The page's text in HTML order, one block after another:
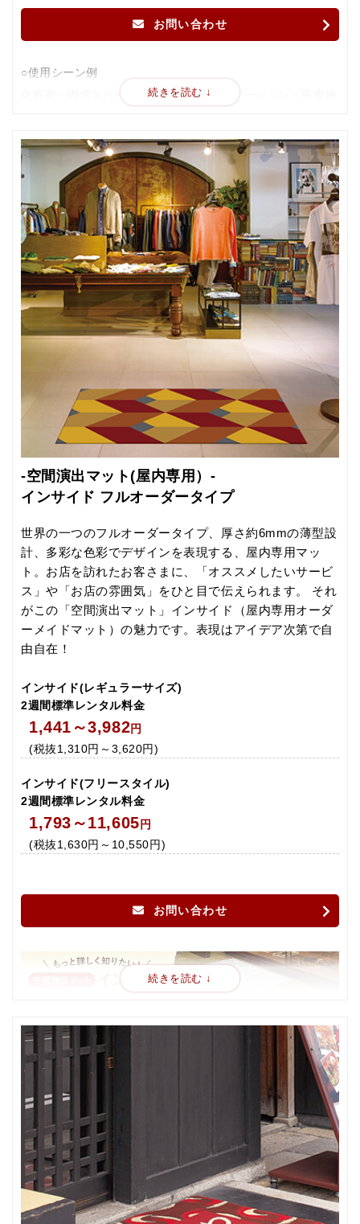
お問い合わせ
○使用シーン例
化粧室・喫煙スペース・受付・インフォメーション・医療施
厚さ6mmの薄型設計
屋内専用のマットだから、お客様の移動や扉の開閉を妨げない薄
いつまでもキレイな安心の品質保証※
2週間ごとに洗浄したキレイなマットに交換いたします。 また、
文字が見えづらい、色があせてきたなどデザイン表現を満たさな
いとダスキンが判断したマットにおいては、無料で新しく製作さ
せていただきます。
※無料の作り替えは、洗浄工場にて自社基準に基づき判断のう
え、同一デザインで実施させていただきます。
約700種類のベース柄の中から2枚選択し、好きなメッセージや
ワンポイントデザインを自由に入れてマットを製作できる簡単オ
ーダータイプ。美しい写真や細かい文字などをしっかり表現。伝
サイズ S（約75×90cm）、L（約90×150cm）
厚み
マット製作枚
数
受注生産のため、商品の納品に3～4週間か
かります。
価格
S（約75×90cm）1,067円(税抜970円)
L（約90×150cm）1,947円(税抜1,770円)
-空間演出マット(屋内専用）-
インサイド フルオーダータイプ
世界の一つのフルオーダータイプ、厚さ約6mmの薄型設
計、多彩な色彩でデザインを表現する、屋内専用マッ
ト。お店を訪れたお客さまに、「オススメしたいサービ
ス」や「お店の雰囲気」をひと目で伝えられます。 それ
がこの「空間演出マット」インサイド（屋内専用オーダ
ーメイドマット）の魅力です。表現はアイデア次第で自
由自在！
インサイド(レギュラーサイズ)
2週間標準レンタル料金
1,441～3,982円
(税抜1,310円～3,620円)
インサイド(フリースタイル)
2週間標準レンタル料金
1,793～11,605 円
(税抜1,630円～10,550円)
お問い合わせ